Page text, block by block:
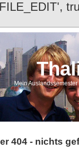
Mein
404 - nichts